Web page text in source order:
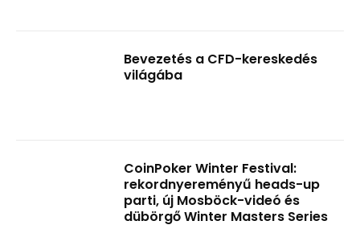
Bevezetés a CFD-kereskedés
világába
CoinPoker Winter Festival:
rekordnyereményű heads-up
parti, új Mosböck-videó és
dübörgő Winter Masters Series